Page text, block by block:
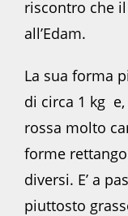
riscontro che
all’Edam.
La sua forma
di circa 1 kg
rossa molto
forme
diversi. E’ a
piuttosto